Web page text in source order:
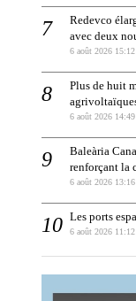
Redevco
avec deux
6 août 2026 15:12
Plus de huit
6 août 2026 14:49
Baleària
renforçant la
6 août 2026 13:16
Les ports
6 août 2026 11:12